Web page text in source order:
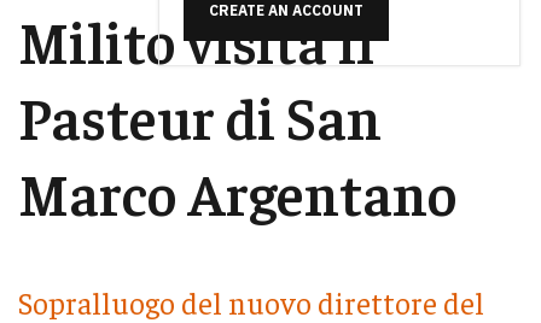
CREATE AN ACCOUNT
Milito visita il
Pasteur di San
Marco Argentano
Sopralluogo del nuovo direttore del